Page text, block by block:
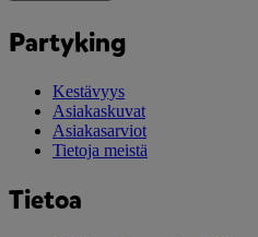
Partyking
Kestävyys
Asiakaskuvat
Asiakasarviot
Tietoja meistä
Tietoa